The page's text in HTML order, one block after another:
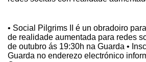
• Social Pilgrims II é un obradoiro
de realidade aumentada para redes
de outubro ás 19:30h na Guarda •
Guarda no enderezo electrónico